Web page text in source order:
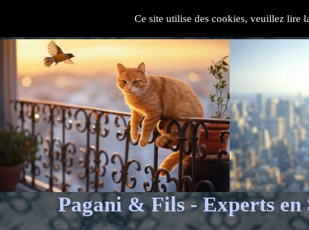
Ce site utilise des cookies, veuillez lire
Pagani & Fils - Experts en